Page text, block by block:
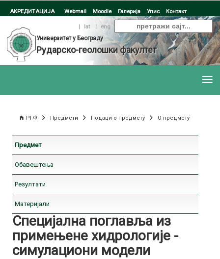
АКРЕДИТАЦИЈА Webmail Moodle Галерија Упис Контакт
| lat |
eng
Универзитет у Београду
Рударско-геолошки факултет
РГФ Предмети Подаци о предмету О предмету
Предмет
Обавештења
Резултати
Материјали
Специјална поглавља из
примењене хидрологије -
симулациони модели